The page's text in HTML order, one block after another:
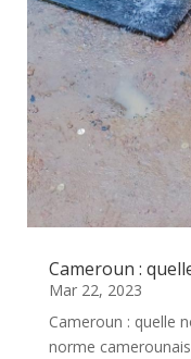
Cameroun :
Mar 22, 2023
Cameroun : quelle
norme